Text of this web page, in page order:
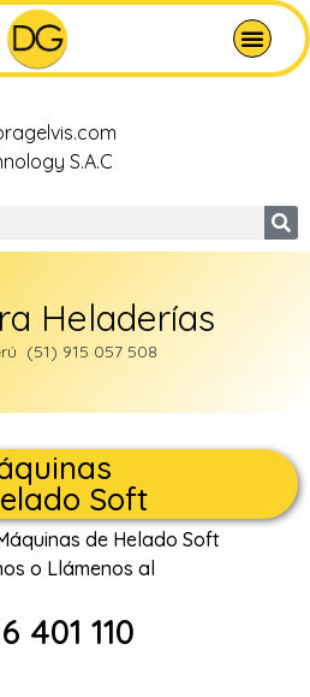
S.A.C
Heladerías
(51) 915 057 508
Soft
de Helado Soft
o Llámenos al
401 110